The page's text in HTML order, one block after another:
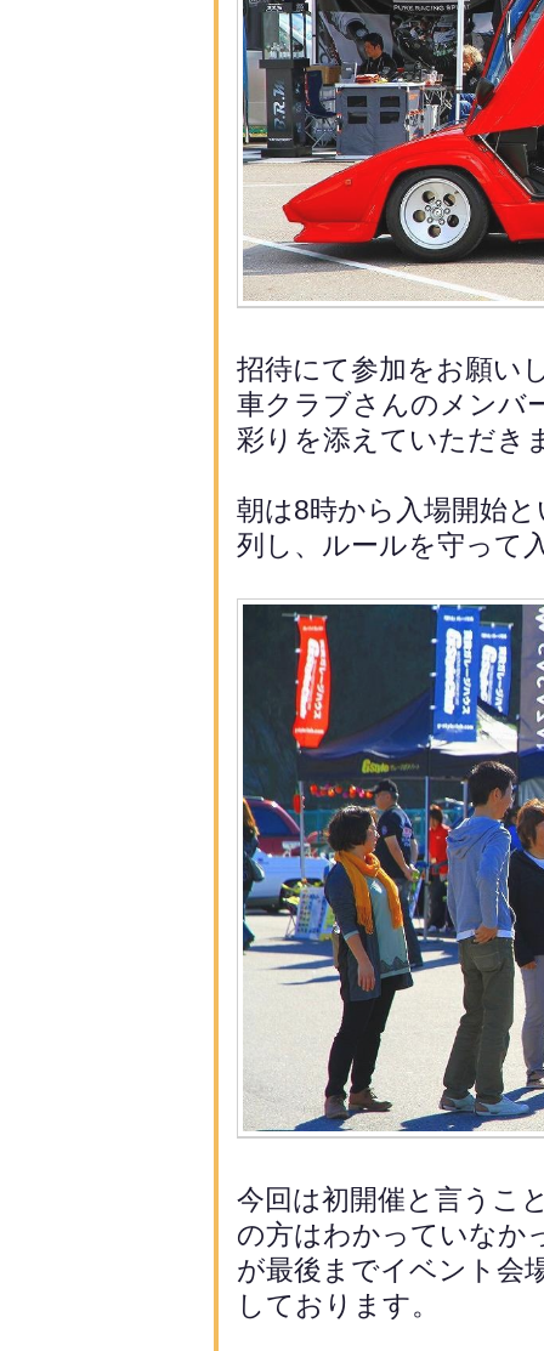
招待にて参加をお願い
車クラブさんのメンバ
彩りを添えていただき
朝は8時から入場開始
列し、ルールを守って
今回は初開催と言うこ
の方はわかっていなか
が最後までイベント会
しておりま す。